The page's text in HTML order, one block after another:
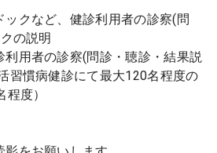
ックなど、健診利用者の診察(問
の説明
利用者の診察(問診・聴診・結果説
習慣病健診にて最大120名程度の
度）